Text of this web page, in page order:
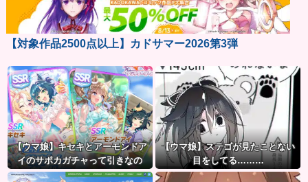
【対象作品2500点以上】カドサマー2026第3弾
【ウマ娘】キセキとアーモンドア
イのサポカガチャって引きなの
だ？
【ウマ娘】ステゴが見たことない
目をしてる………